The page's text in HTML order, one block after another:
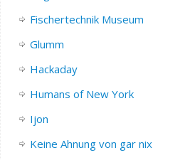
Fischertechnik Museum
Glumm
Hackaday
Humans of New York
Ijon
Keine Ahnung von gar nix